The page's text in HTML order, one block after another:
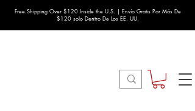
Free Shipping Over $120 Inside the U.S. | Envío Gratis Por Más De
$120 solo Dentro De Los EE. UU.